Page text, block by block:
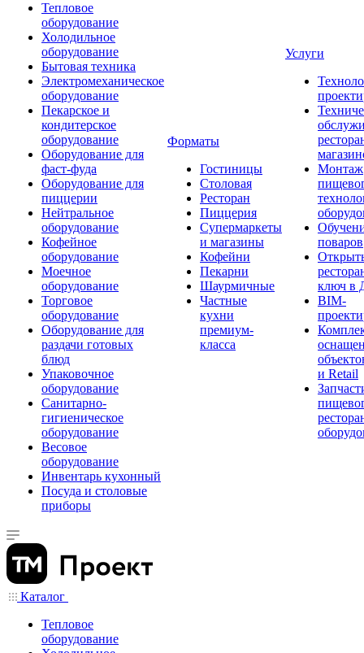
Тепловое
оборудование
Холодильное
оборудование
Бытовая техника
Электромеханическое
оборудование
Пекарское и
кондитерское
оборудование
Оборудование для
фаст-фуда
Оборудование для
пиццерии
Нейтральное
оборудование
Кофейное
оборудование
Моечное
оборудование
Торговое
оборудование
Оборудование для
раздачи готовых
блюд
Упаковочное
оборудование
Санитарно-
гигиеническое
оборудование
Весовое
оборудование
Инвентарь кухонный
Посуда и столовые
приборы
Форматы
Гостиницы
Столовая
Ресторан
Пиццерия
Супермаркеты
и магазины
Кофейни
Пекарни
Шаурмичные
Частные
кухни
премиум-
класса
Услуги
Монтаж
поваров
ключ в
BIM-
и Retail
Каталог
Тепловое
оборудование